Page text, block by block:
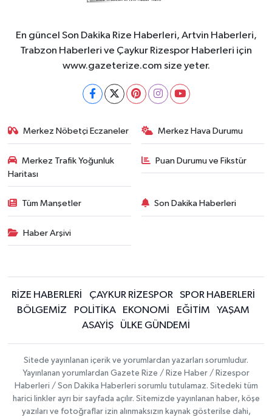
En güncel Son Dakika Rize Haberleri, Artvin Haberleri,
Trabzon Haberleri ve Çaykur Rizespor Haberleri için
www.gazeterize.com size yeter.
Merkez Nöbetçi Eczaneler Merkez Hava Durumu
Merkez Trafik Yoğunluk
Haritası
Puan Durumu ve Fikstür
Tüm Manşetler Son Dakika Haberleri
Haber Arşivi
RİZE HABERLERİ ÇAYKUR RİZESPOR
SPOR HABERLERİ
BÖLGEMİZ
POLİTİKA EKONOMİ EĞİTİM
YAŞAM
ASAYİŞ
ÜLKE GÜNDEMİ
Sitede yayınlanan içerik ve yorumlardan yazarları sorumludur.
Yayınlanan yorumlardan Gazete Rize / Rize Haber / Rizespor
Haberleri / Son Dakika Haberleri sorumlu tutulamaz. Sitedeki tüm
harici linkler ayrı bir sayfada açılır. Sitemizde yayınlanan haber, köşe
yazıları ve fotoğraflar izin alınmaksızın kaynak gösterilse dahi,